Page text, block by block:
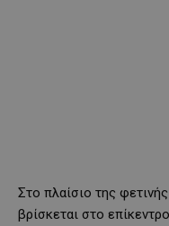
Στο πλαίσιο της
βρίσκεται στο